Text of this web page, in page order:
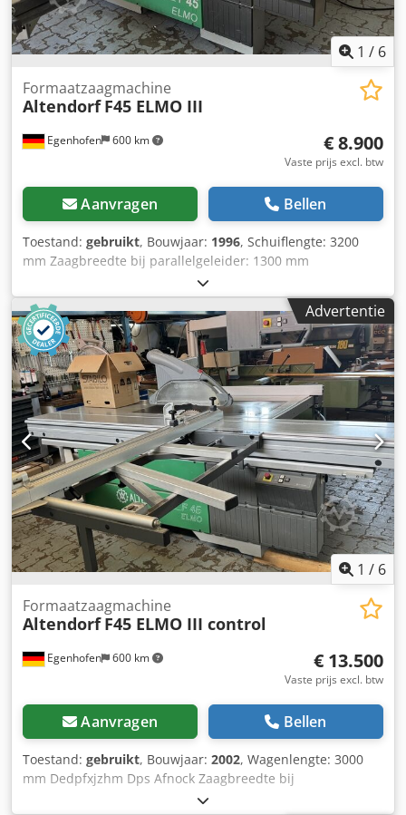
1 / 6
Egenhofen 600 km
Formaatzaagmachine
Altendorf F45 ELMO III
€ 8.900
Vaste prijs excl. btw
Aanvragen Bellen
Toestand: gebruikt, Bouwjaar: 1996, Schuiflengte: 3200
mm Zaagbreedte bij parallelgeleider: 1300 mm
Zaagbreedte bij afkortaanslag: 3200 mm Zaagdiepte: 145
mm Voorsnijder: nee Dedpfxeyq Rz Ss Afnock
Hoogteverstelling zaagblad: elektrisch Kanteling zaagblad:
elektrisch Verstelling parallelgeleider: elektrisch Verstelling
afkortaanslag: handmatig Weergave zaagbladhoek: digitale
weergave Weergave zaaghoogte: - Weergave
parallelgeleider: digitale weergave Weergave
lengteaanslag: schaal Zaagblad diameter: 450 mm
Toerentallen: 4 Motorvermogen: 5,5 kW Afzuigaansluiting:
80 en 120 mm Machinelengte: 4000 mm Machinebreedte:
2200 mm Gewicht: 1200 kg
Advertentie
1 / 6
Egenhofen 600 km
Formaatzaagmachine
Altendorf F45 ELMO III control
€ 13.500
Vaste prijs excl. btw
Aanvragen Bellen
Toestand: gebruikt, Bouwjaar: 2002, Wagenlengte: 3000
mm Dedpfxjzhm Dps Afnock Zaagbreedte bij
langsgeleider: 1000 mm Zaagbreedte bij afkortaanslag: